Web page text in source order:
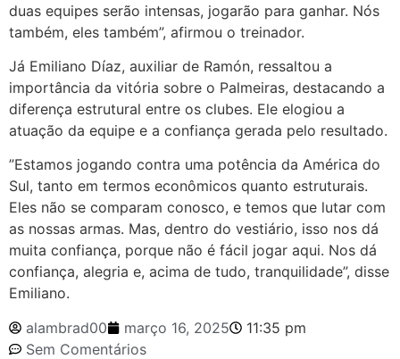
duas equipes serão intensas, jogarão para ganhar. Nós
também, eles também”, afirmou o treinador.
Já Emiliano Díaz, auxiliar de Ramón, ressaltou a
importância da vitória sobre o Palmeiras, destacando a
diferença estrutural entre os clubes. Ele elogiou a
atuação da equipe e a confiança gerada pelo resultado.
”Estamos jogando contra uma potência da América do
Sul, tanto em termos econômicos quanto estruturais.
Eles não se comparam conosco, e temos que lutar com
as nossas armas. Mas, dentro do vestiário, isso nos dá
muita confiança, porque não é fácil jogar aqui. Nos dá
confiança, alegria e, acima de tudo, tranquilidade”, disse
Emiliano.
alambrad00
março 16, 2025
11:35 pm
Sem Comentários